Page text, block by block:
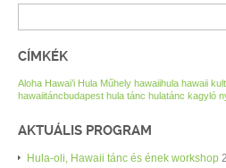
CÍMKÉK
Aloha Hawai’i Hula Műhely hawaiihula hawaii
hawaiitáncbudapest hula tánc hulatánc kagyló
AKTUÁLIS PROGRAM
Hula-oli, Hawaii tánc és ének workshop